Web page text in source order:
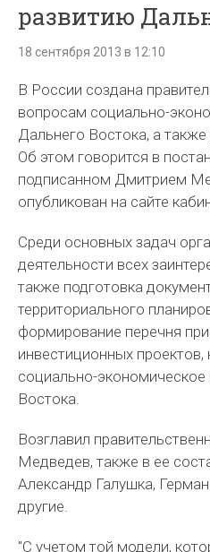
развитию
18 сентября 2013 в 12:10
В России создана
вопросам социально-
Дальнего Востока, а
Об этом говорится в
подписанном Дмитрием
опубликован на сайте
Среди основных задач
деятельности всех
также подготовка
территориального
формирование перечня
инвестиционных проектов,
социально-экономическое
Востока.
Возглавил
Медведев, также в ее
Александр Галушка,
другие.
"С учетом той модели,